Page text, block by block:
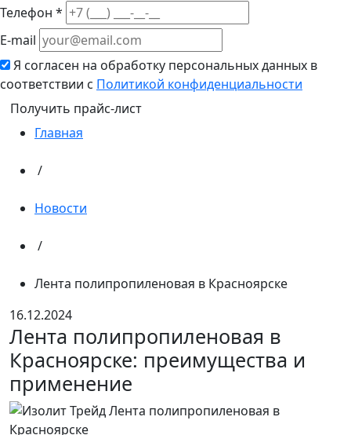
Телефон *
E-mail
Я согласен на обработку персональных данных в
соответствии с Политикой конфиденциальности
Получить прайс-лист
Главная
/
Новости
/
Лента полипропиленовая в Красноярске
16.12.2024
Лента полипропиленовая в
Красноярске: преимущества и
применение